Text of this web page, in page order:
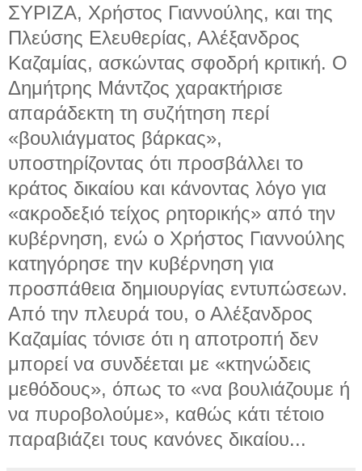
ΣΥΡΙΖΑ, Χρήστος Γιαννούλης, και της
Πλεύσης Ελευθερίας, Αλέξανδρος
Καζαμίας, ασκώντας σφοδρή κριτική. Ο
Δημήτρης Μάντζος χαρακτήρισε
απαράδεκτη τη συζήτηση περί
«βουλιάγματος βάρκας»,
υποστηρίζοντας ότι προσβάλλει το
κράτος δικαίου και κάνοντας λόγο για
«ακροδεξιό τείχος ρητορικής» από την
κυβέρνηση, ενώ ο Χρήστος Γιαννούλης
κατηγόρησε την κυβέρνηση για
προσπάθεια δημιουργίας εντυπώσεων.
Από την πλευρά του, ο Αλέξανδρος
Καζαμίας τόνισε ότι η αποτροπή δεν
μπορεί να συνδέεται με «κτηνώδεις
μεθόδους», όπως το «να βουλιάζουμε ή
να πυροβολούμε», καθώς κάτι τέτοιο
παραβιάζει τους κανόνες δικαίου...